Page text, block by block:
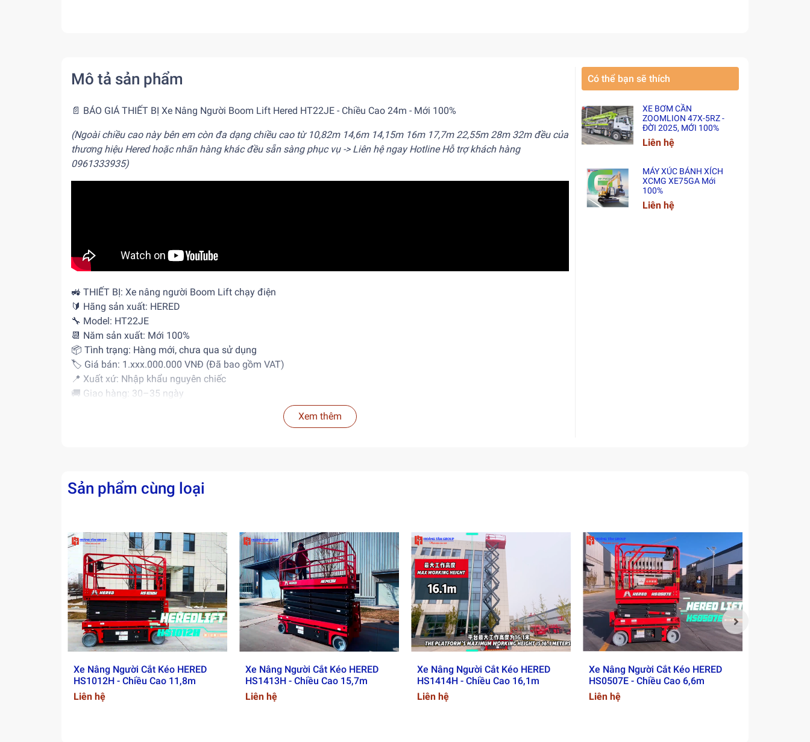
Mô tả sản phẩm
📄 BÁO GIÁ THIẾT BỊ Xe Nâng Người Boom Lift Hered HT22JE - Chiều Cao 24m - Mới 100%
(Ngoài chiều cao này bên em còn đa dạng chiều cao từ 10,82m 14,6m 14,15m 16m 17,7m 22,55m 28m 32m đều của
thương hiệu Hered hoặc nhãn hàng khác đều sẵn sàng phục vụ -> Liên hệ ngay Hotline Hỗ trợ khách hàng
0961333935)
🚜 THIẾT BỊ: Xe nâng người Boom Lift chạy điện
🔰 Hãng sản xuất: HERED
🔧 Model: HT22JE
📆 Năm sản xuất: Mới 100%
📦 Tình trạng: Hàng mới, chưa qua sử dụng
🏷 Giá bán: 1.xxx.000.000 VNĐ (Đã bao gồm VAT)
📍 Xuất xứ: Nhập khẩu nguyên chiếc
🚚 Giao hàng: 30–35 ngày
📍 Tại: Kho Hoàng Tâm / Cảng Hải Phòng (theo yêu cầu)
Xem thêm
Có thể bạn sẽ thích
XE BƠM CẦN
ZOOMLION 47X-5RZ -
ĐỜI 2025, MỚI 100%
Liên hệ
MÁY XÚC BÁNH XÍCH
XCMG XE75GA Mới
100%
Liên hệ
Sản phẩm cùng loại
Xe Nâng Người Cắt Kéo HERED
HS1012H - Chiều Cao 11,8m
Liên hệ
Xe Nâng Người Cắt Kéo HERED
HS1413H - Chiều Cao 15,7m
Liên hệ
Xe Nâng Người Cắt Kéo HERED
HS1414H - Chiều Cao 16,1m
Liên hệ
Xe Nâng Người Cắt Kéo HERED
HS0507E - Chiều Cao 6,6m
Liên hệ